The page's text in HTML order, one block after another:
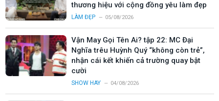
thương hiệu với cộng đồng yêu làm đẹp
LÀM ĐẸP 05/08/2026
Vận May Gọi Tên Ai? tập 22: MC Đại
Nghĩa trêu Huỳnh Quý “không còn trẻ”,
nhận cái kết khiến cả trường quay bật
cười
SHOW HAY 04/08/2026